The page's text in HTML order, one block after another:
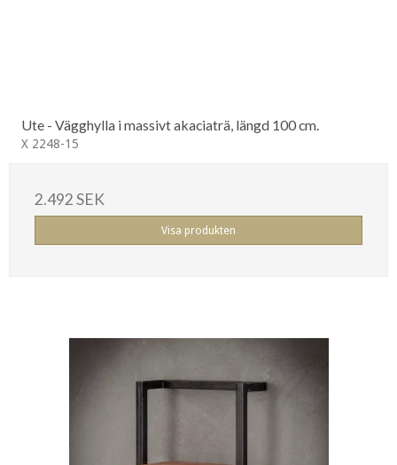
Ute - Vägghylla i massivt akaciaträ, längd 100 cm.
X 2248-15
2.492 SEK
Visa produkten